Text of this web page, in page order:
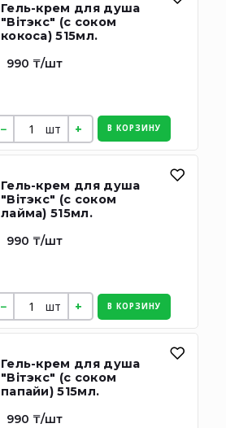
Гель-крем для душа
"Вiтэкс" (с соком
кокоса) 515мл.
990 ₸/шт
шт В КОРЗИНУ
Гель-крем для душа
"Вiтэкс" (с соком
лайма) 515мл.
990 ₸/шт
шт В КОРЗИНУ
Гель-крем для душа
"Вiтэкс" (с соком
папайи) 515мл.
990 ₸/шт